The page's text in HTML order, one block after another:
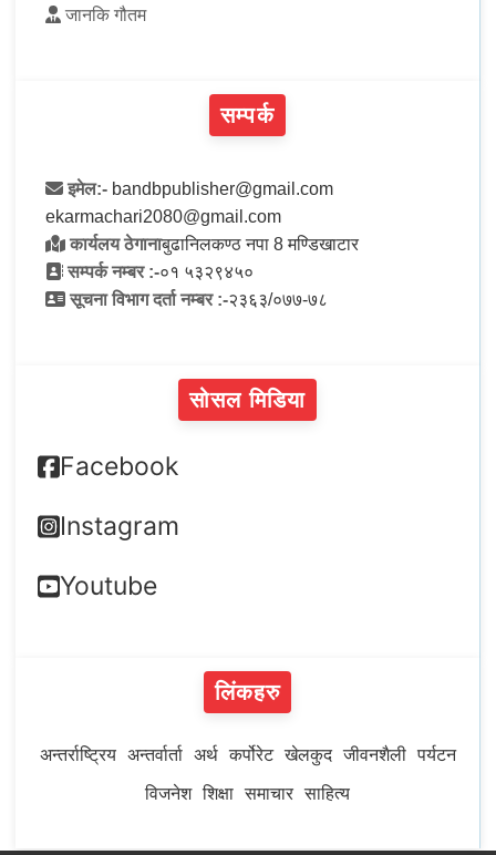
जानकि गौतम
सम्पर्क
इमेल:- bandbpublisher@gmail.com
ekarmachari2080@gmail.com
कार्यलय ठेगानाबुढानिलकण्ठ नपा 8 मण्डिखाटार
सम्पर्क नम्बर :-०१ ५३२९४५०
सूचना विभाग दर्ता नम्बर :-२३६३/०७७-७८
सोसल मिडिया
Facebook
Instagram
Youtube
लिंकहरु
अन्तर्राष्ट्रिय अन्तर्वार्ता अर्थ कर्पोरेट खेलकुद जीवनशैली पर्यटन
विजनेश शिक्षा समाचार साहित्य